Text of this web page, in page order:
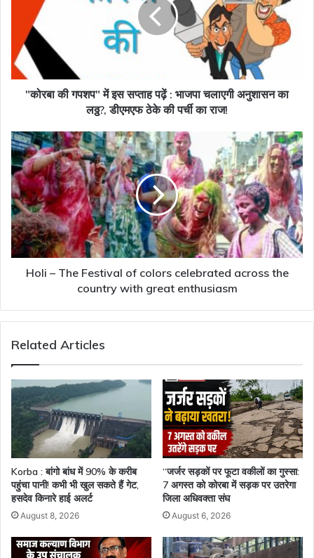
सप्ताह
पढ़ें
भाजपा
चलाएगी
लठ्ठ?,
डीएमएफ
ठेके
की
पर्ची
का
राज!
"कोरबा की गपशप" में इस सप्ताह पढ़ें : भाजपा चलाएगी अनुशासन का
लठ्ठ?, डीएमएफ ठेके की पर्ची का राज!
Holi
–
The
Festival
of
colors
celebrated
across
the
country
enthusiasm
Holi – The Festival of colors celebrated across the
country with great enthusiasm
Related Articles
Korba : बांगो बांध में 90% के करीब
पहुंचा पानी! कभी भी खुल सकते हैं गेट,
हसदेव किनारे हाई अलर्ट
August 8, 2026
“जर्जर सड़कों पर फूटा वकीलों का गुस्सा:
7 अगस्त को कोरबा में सड़क पर उतरेगा
जिला अधिवक्ता संघ
August 6, 2026